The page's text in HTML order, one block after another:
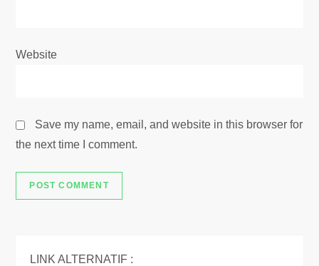
Website
Save my name, email, and website in this browser for
the next time I comment.
LINK ALTERNATIF :